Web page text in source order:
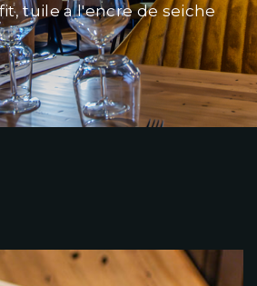
tuile a l'encre de seiche